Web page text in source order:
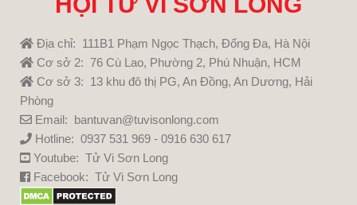
Địa chỉ: 111B1 Phạm Ngọc Thạch, Đống Đa, Hà Nội
Cơ sở 2: 76 Cù Lao, Phường 2, Phú Nhuận, HCM
Cơ sở 3: 13 khu đô thị PG, An Đồng, An Dương, Hải
Phòng
Email: bantuvan@tuvisonlong.com
Hotline: 0937 531 969 - 0916 630 617
Youtube: Tử Vi Sơn Long
Facebook: Tử Vi Sơn Long